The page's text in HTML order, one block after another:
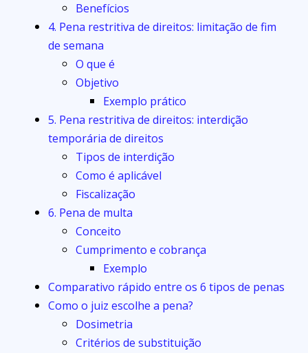
Benefícios
4. Pena restritiva de direitos: limitação de fim
de semana
O que é
Objetivo
Exemplo prático
5. Pena restritiva de direitos: interdição
temporária de direitos
Tipos de interdição
Como é aplicável
Fiscalização
6. Pena de multa
Conceito
Cumprimento e cobrança
Exemplo
Comparativo rápido entre os 6 tipos de penas
Como o juiz escolhe a pena?
Dosimetria
Critérios de substituição